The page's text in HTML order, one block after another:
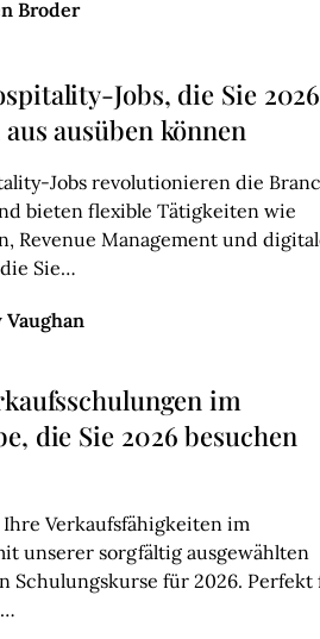
Broder
Jobs, die Sie 2026
ausüben können
Jobs revolutionieren die
bieten flexible Tätigkeiten wie
Revenue Management und
Sie…
Vaughan
im
die Sie 2026 besuchen
Ihre Verkaufsfähigkeiten im
unserer sorgfältig ausgewählten
Schulungskurse für 2026. Perfekt